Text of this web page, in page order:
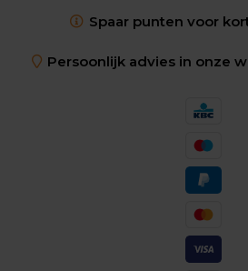
Spaar punten voor
Persoonlijk advies in onze